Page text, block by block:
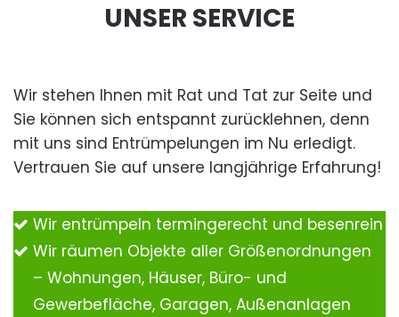
UNSER SERVICE
Wir stehen Ihnen mit Rat und Tat zur Seite und
Sie können sich entspannt zurücklehnen, denn
mit uns sind Entrümpelungen im Nu erledigt.
Vertrauen Sie auf unsere langjährige Erfahrung!
Wir entrümpeln termingerecht und besenrein
Wir räumen Objekte aller Größenordnungen
– Wohnungen, Häuser, Büro- und
Gewerbefläche, Garagen, Außenanlagen